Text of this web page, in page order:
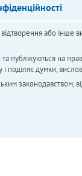
або інше
публікуються на
думки,
законодавством,